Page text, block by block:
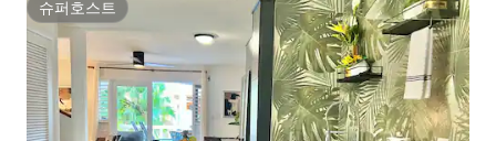
슈퍼호스트
슈퍼호스트